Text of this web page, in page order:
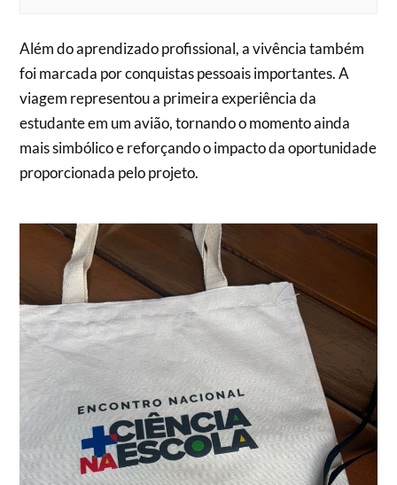
Além do aprendizado profissional, a vivência também
foi marcada por conquistas pessoais importantes. A
viagem representou a primeira experiência da
estudante em um avião, tornando o momento ainda
mais simbólico e reforçando o impacto da oportunidade
proporcionada pelo projeto.